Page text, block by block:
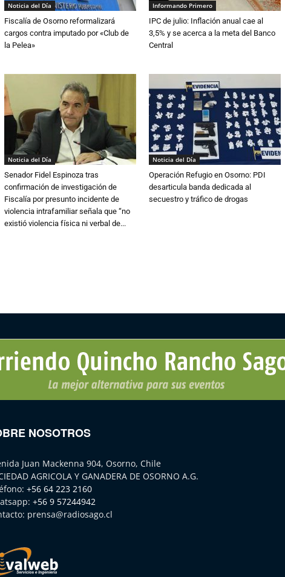
Noticia del Día
Fiscalía de Osorno reformalizará
cargos contra imputado por «Club de
la Pelea»
Informando Primero
IPC de julio: Inflación anual cae al
3,5% y se acerca a la meta del Banco
Central
Noticia del Día
Senador Fidel Espinoza tras
confirmación de investigación de
Fiscalía por presunto incidente de
violencia intrafamiliar señala que “no
existió violencia física ni verbal de...
Noticia del Día
Operación Refugio en Osorno: PDI
desarticula banda dedicada al
secuestro y tráfico de drogas
NOSOTROS
Juan Mackenna 904, Osorno, Chile
AGRICOLA Y GANADERA DE OSORNO A.G.
+56 64 223 2160
+56 9 57244942
prensa@radiosago.cl